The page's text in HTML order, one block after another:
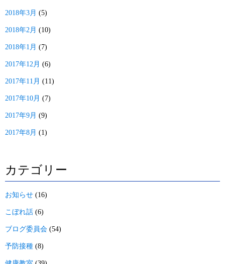
2018年3月 (5)
2018年2月 (10)
2018年1月 (7)
2017年12月 (6)
2017年11月 (11)
2017年10月 (7)
2017年9月 (9)
2017年8月 (1)
カテゴリー
お知らせ (16)
こぼれ話 (6)
ブログ委員会 (54)
予防接種 (8)